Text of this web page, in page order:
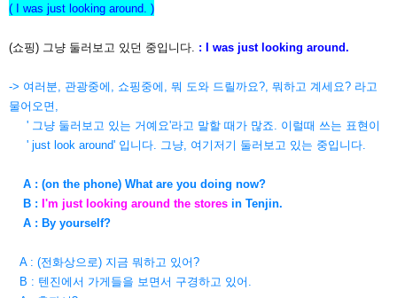
( I was just looking around. )
(쇼핑) 그냥 둘러보고 있던 중입니다. : I was just looking around.
-> 여러분, 관광중에, 쇼핑중에, 뭐 도와 드릴까요?, 뭐하고 계세요? 라고
물어오면,
' 그냥 둘러보고 있는 거예요'라고 말할 때가 많죠. 이럴때 쓰는 표현이
' just look around' 입니다. 그냥, 여기저기 둘러보고 있는 중입니다.
A : (on the phone) What are you doing now?
B : I'm just looking around the stores in Tenjin.
A : By yourself?
A : (전화상으로) 지금 뭐하고 있어?
B : 텐진에서 가게들을 보면서 구경하고 있어.